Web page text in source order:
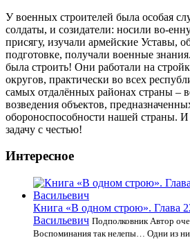
У военных строителей была особая
солдаты, и созидатели: носили во-
присягу, изучали армейские Уставы,
подготовке, получали военные
была строить! Они работали на
округов, практически во всех
самых отдалённых районах страны –
возведения объектов,
обороноспособности нашей страны.
задачу с честью!
Интересное
Книга «В одном строю». Глава
Васильевич Подполковник Автор
Воспоминания так нелепы… Одни из